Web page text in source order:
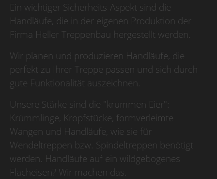
Ein wichtiger Sicherheits-Aspekt sind die
Handläufe, die in der eigenen Produktion der
Firma Heller Treppenbau hergestellt werden.
Wir planen und produzieren Handläufe, die
perfekt zu Ihrer Treppe passen und sich durch
gute Funktionalität auszeichnen.
Unsere Stärke sind die "krummen Eier":
Krümmlinge, Kropfstücke, formverleimte
Wangen und Handläufe, wie sie für
Wendeltreppen bzw. Spindeltreppen benötigt
werden. Handläufe auf ein wildgebogenes
Flacheisen? Wir machen das.